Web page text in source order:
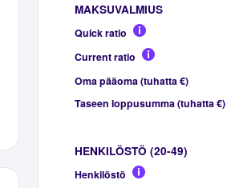
MAKSUVALMIUS
Quick ratio
Current ratio
Oma pääoma (tuhatta €)
Taseen loppusumma (tuhatta €)
HENKILÖSTÖ (20-49)
Henkilöstö